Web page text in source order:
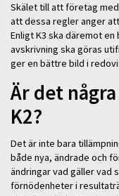
Skälet till att företag
att dessa regler anger
Enligt K3 ska däremot
avskrivning ska göras
ger en bättre bild i
Är det
K2?
Det är inte bara
både nya, ändrade och
ändringar vad gäller vad
förnödenheter i